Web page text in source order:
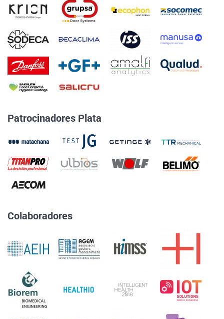
Patrocinadores Plata
Colaboradores